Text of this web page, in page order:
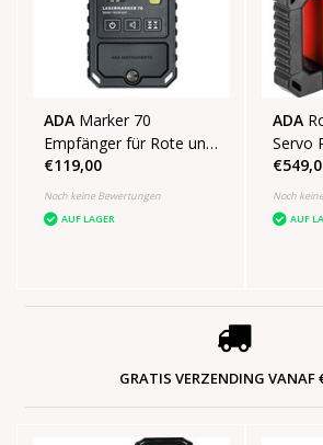
ADA Marker 70
Empfänger für Rote und
grüne Linien mit
einstellbarer
Pulsfrequenz
€119,00
Noch keine Bewertungen
AUF LAGER
ADA
Servo
Noch
AUF
GRATIS VERZENDING VANAF